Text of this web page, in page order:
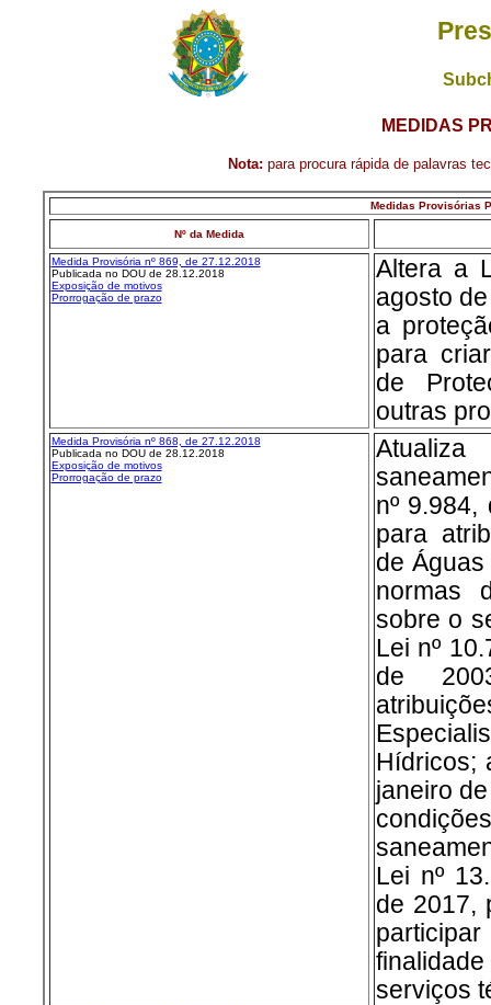
MEDIDAS
Nota: para procura rápida de palavras
Medidas Provisórias
Nº da Medida
Medida Provisória nº 869, de 27.12.2018
Publicada no DOU de 28.12.2018
Exposição de motivos
Prorrogação de prazo
Altera a
agosto
a
para
de
outras
Medida Provisória nº 868, de 27.12.2018
Publicada no DOU de 28.12.2018
Exposição de motivos
Prorrogação de prazo
nº
para
de
normas
sobre o
Lei nº
de
Hídricos;
janeiro
Lei nº
de 2017,
serviços